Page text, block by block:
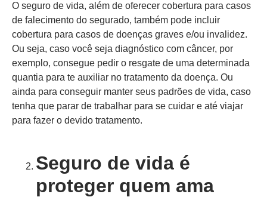
O seguro de vida, além de oferecer cobertura para casos
de falecimento do segurado, também pode incluir
cobertura para casos de doenças graves e/ou invalidez.
Ou seja, caso você seja diagnóstico com câncer, por
exemplo, consegue pedir o resgate de uma determinada
quantia para te auxiliar no tratamento da doença. Ou
ainda para conseguir manter seus padrões de vida, caso
tenha que parar de trabalhar para se cuidar e até viajar
para fazer o devido tratamento.
Seguro de vida é
proteger quem ama